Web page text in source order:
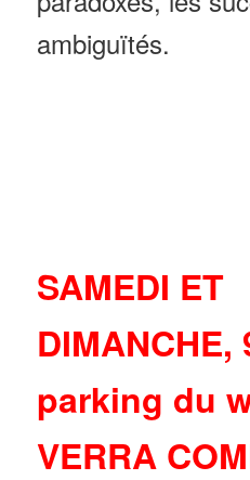
ambiguïtés.
SAMEDI ET
DIMANCHE,
parking du
VERRA